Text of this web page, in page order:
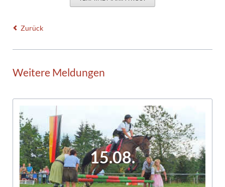
Zurück
Weitere Meldungen
15.08.